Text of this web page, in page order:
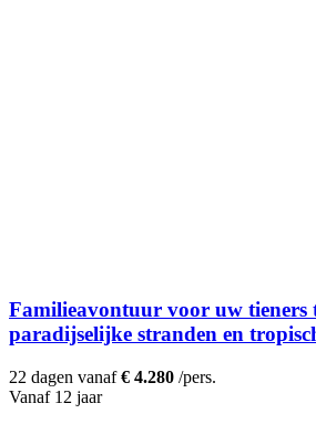
Familieavontuur voor uw tieners
paradijselijke stranden en
22 dagen vanaf€ 4.280 /pers.
Vanaf 12 jaar